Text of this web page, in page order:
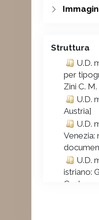
Struttura
U.D.
per
Zini C.
U.D.
Austria]
U.D.
Venezia:
U.D.
istriano: